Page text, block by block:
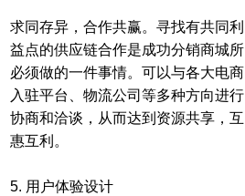
求同存异，合作共赢。寻找有共同利
益点的供应链合作是成功分销商城所
必须做的一件事情。可以与各大电商
入驻平台、物流公司等多种方向进行
协商和洽谈，从而达到资源共享，互
惠互利。
5. 用户体验设计